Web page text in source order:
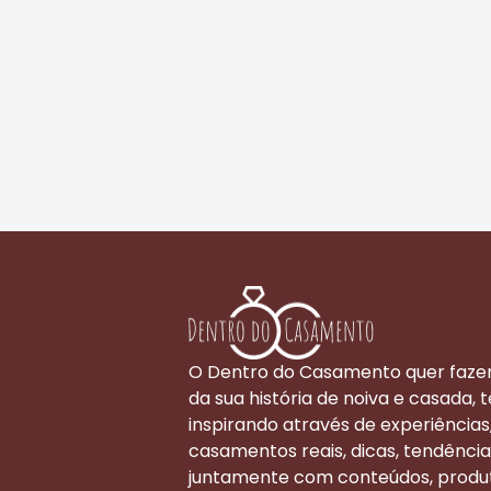
O Dentro do Casamento quer
da sua história de noiva e casada,
inspirando através de
casamentos reais, dicas,
juntamente com conteúdos,